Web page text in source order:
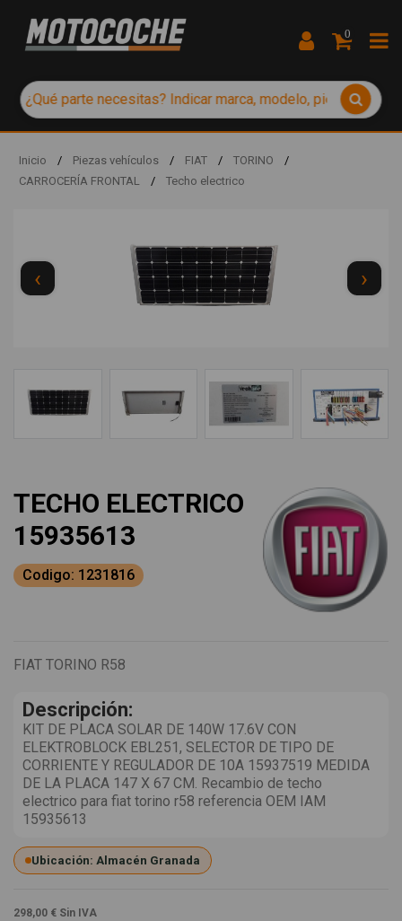
0
Inicio / Piezas vehículos / FIAT / TORINO
/
CARROCERÍA FRONTAL
/ Techo electrico
‹ ›
TECHO ELECTRICO
15935613
Codigo: 1231816
FIAT TORINO R58
Descripción:
KIT DE PLACA SOLAR DE 140W 17.6V CON
ELEKTROBLOCK EBL251, SELECTOR DE TIPO DE
CORRIENTE Y REGULADOR DE 10A 15937519 MEDIDA
DE LA PLACA 147 X 67 CM. Recambio de techo
electrico para fiat torino r58 referencia OEM IAM
15935613
Ubicación: Almacén Granada
298,00 € Sin IVA